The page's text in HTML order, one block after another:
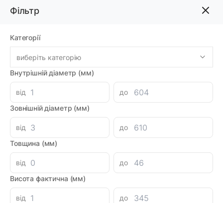
Фільтр
Категорії
виберіть категорію
Внутрішній діаметр (мм)
від
до
Зовнішній діаметр (мм)
від
до
Товщина (мм)
від
до
Висота фактична (мм)
від до
Виробник: ARTIC SEALS
65.31 грн
Ущільнення 19,05х8,2х6к DK127 EPDM
Артикул: 19,058,26DK127EPDM
Луцьк: 5